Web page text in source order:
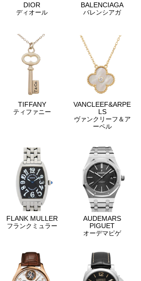
DIOR
ディオール
BALENCIAGA
バレンシアガ
TIFFANY
ティファニー
VANCLEEF&ARPE
LS
ヴァンクリーフ＆ア
ーペル
FLANK MULLER
フランクミュラー
AUDEMARS
PIGUET
オーデマピゲ